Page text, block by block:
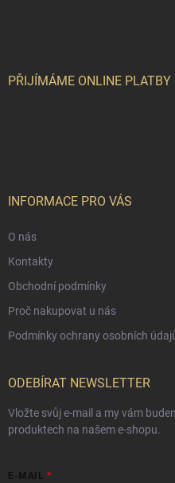
PŘIJÍMÁME ONLINE PLATBY
INFORMACE PRO VÁS
O nás
Kontakty
Obchodní podmínky
Proč nakupovat u nás
Podmínky ochrany osobních
ODEBÍRAT NEWSLETTER
Vložte svůj e-mail a my vám
produktech na našem e-shopu.
E-MAIL